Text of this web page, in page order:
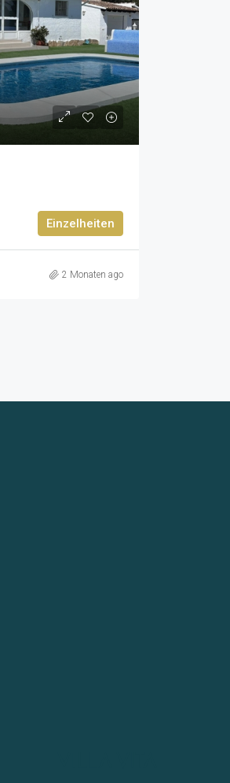
Einzelheiten
2 Monaten ago